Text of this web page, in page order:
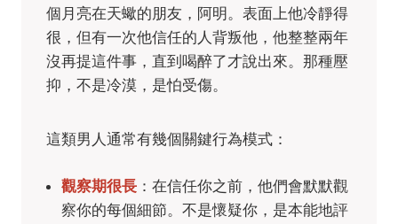
個月亮在天蠍的朋友，阿明。表面上他冷靜得
很，但有一次他信任的人背叛他，他整整兩年
沒再提這件事，直到喝醉了才說出來。那種壓
抑，不是冷漠，是怕受傷。
這類男人通常有幾個關鍵行為模式：
觀察期很長 ：在信任你之前，他們會默默觀
察你的每個細節。不是懷疑你，是本能地評